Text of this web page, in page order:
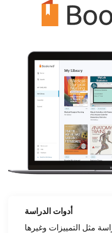
أدوات الدراسة
مثل التمييزات وغيرها